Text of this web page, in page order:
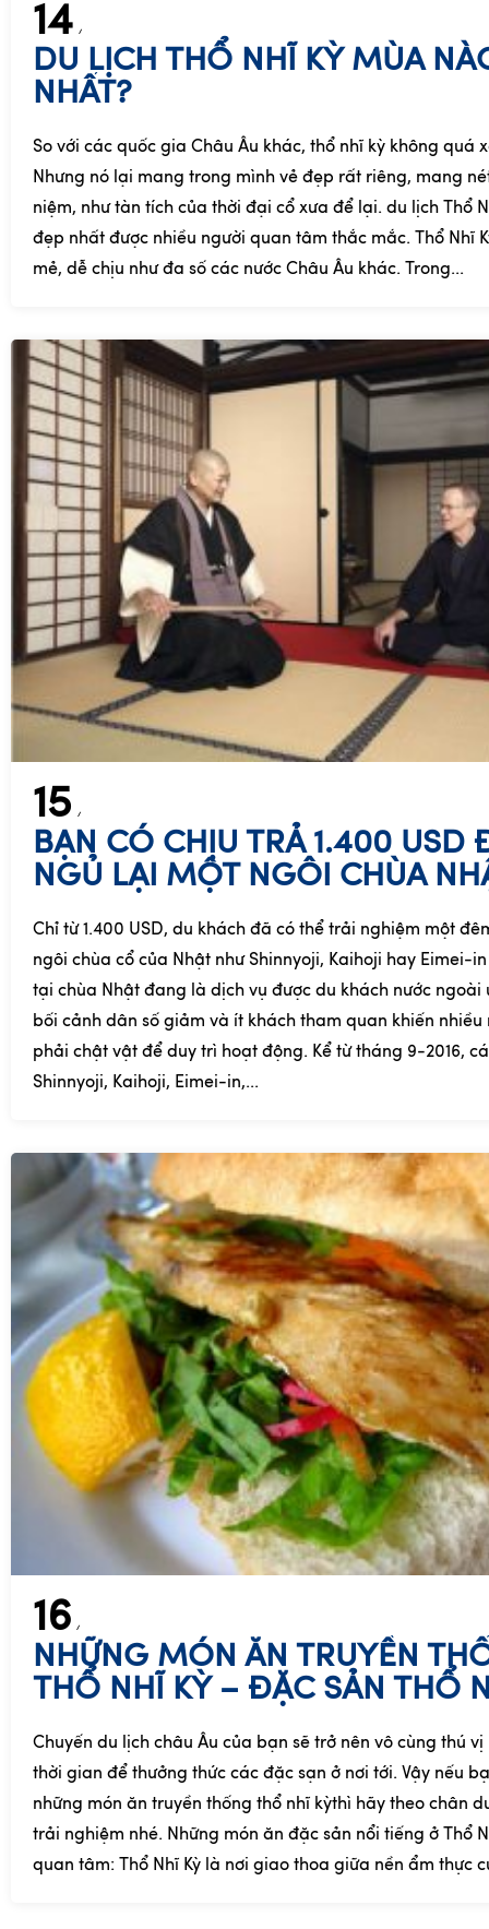
14
DU LỊCH THỔ NHĨ KỲ MÙA
NHẤT?
So với các quốc gia Châu Âu khác, thổ nhĩ kỳ không quá
Nhưng nó lại mang trong mình vẻ đẹp rất riêng, mang
niệm, như tàn tích của thời đại cổ xưa để lại. du lịch Thổ
đẹp nhất được nhiều người quan tâm thắc mắc. Thổ Nhĩ
mẻ, dễ chịu như đa số các nước Châu Âu khác. Trong...
15
BẠN CÓ CHỊU TRẢ 1.400 USD
NGỦ LẠI MỘT NGÔI CHÙA
Chỉ từ 1.400 USD, du khách đã có thể trải nghiệm một
ngôi chùa cổ của Nhật như Shinnyoji, Kaihoji hay Eimei-
tại chùa Nhật đang là dịch vụ được du khách nước ngoài
bối cảnh dân số giảm và ít khách tham quan khiến nhiều
phải chật vật để duy trì hoạt động. Kể từ tháng 9-2016,
Shinnyoji, Kaihoji, Eimei-in,...
16
NHỮNG MÓN ĂN TRUYỀN
THỔ NHĨ KỲ – ĐẶC SẢN THỔ
Chuyến du lịch châu Âu của bạn sẽ trở nên vô cùng thú
thời gian để thưởng thức các đặc sạn ở nơi tới. Vậy nếu
những món ăn truyền thống thổ nhĩ kỳthì hãy theo chân
trải nghiệm nhé. Những món ăn đặc sản nổi tiếng ở Thổ
quan tâm: Thổ Nhĩ Kỳ là nơi giao thoa giữa nền ẩm thực